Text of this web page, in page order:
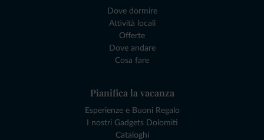
Dove dormire
Attività locali
Offerte
Dove andare
Cosa fare
Pianifica la vacanza
Esperienze e Buoni Regalo
I nostri Gadgets Dolomiti
Cataloghi